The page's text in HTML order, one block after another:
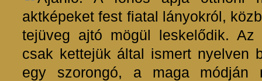
aktképeket fest fiatal lányokról,
tejüveg ajtó mögül leskelődik.
csak kettejük által ismert nyelven
egy szorongó, a maga módján